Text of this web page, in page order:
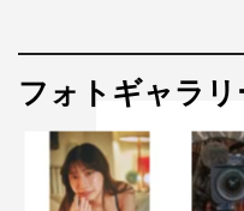
フォトギャラリ